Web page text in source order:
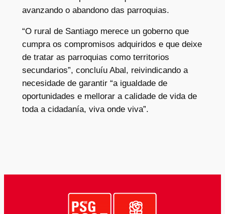
avanzando o abandono das parroquias.
“O rural de Santiago merece un goberno que
cumpra os compromisos adquiridos e que deixe
de tratar as parroquias como territorios
secundarios”, concluíu Abal, reivindicando a
necesidade de garantir “a igualdade de
oportunidades e mellorar a calidade de vida de
toda a cidadanía, viva onde viva”.